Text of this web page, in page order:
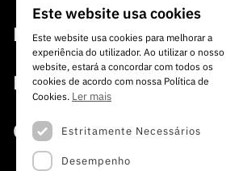
Financiamento
Programas de Financiamento
Internacional
Prémios
Media
Notas de Imprensa
Subscrever Newsletter
Concursos
Concursos Abertos
PORTUGUESE
ENGLISH
Este website usa cookies
Este website usa cookies para melhorar a
experiência do utilizador. Ao utilizar o nosso
website, estará a concordar com todos os
cookies de acordo com nossa Política de
Cookies. Ler mais
Estritamente Necessários
Desempenho